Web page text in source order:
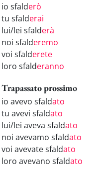
io sfalderò
tu sfalderai
lui/lei sfalderà
noi sfalderemo
voi sfalderete
loro sfalderanno
Trapassato prossimo
io avevo sfaldato
tu avevi sfaldato
lui/lei aveva sfaldato
noi avevamo sfaldato
voi avevate sfaldato
loro avevano sfaldato